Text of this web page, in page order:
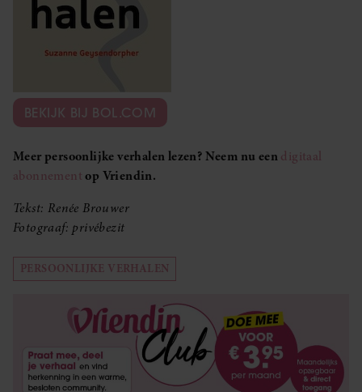
BEKIJK BIJ BOL.COM
Meer persoonlijke verhalen lezen? Neem nu eendigitaal
abonnementop Vriendin.
Tekst: Renée Brouwer
Fotograaf: privébezit
PERSOONLIJKE VERHALEN